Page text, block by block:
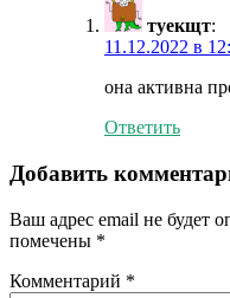
туекщт:
11.12.2022 в
она активна
Ответить
Добавить
Ваш адрес email не будет
помечены *
Комментарий *